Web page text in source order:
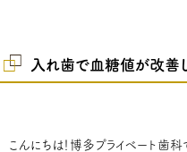
入れ歯で血糖値が改善
こんにちは！博多プライベート歯科